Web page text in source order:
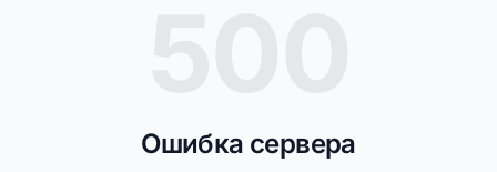
Ошибка сервера